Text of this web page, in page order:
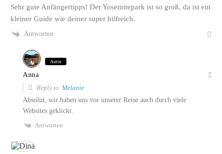
Sehr gute Anfängertipps! Der Yosemitepark ist so groß, da ist ein
kleiner Guide wie deiner super hilfreich.
Antworten
Autor
Anna
Reply to Melanie
Absolut, wir haben uns vor unserer Reise auch durch viele
Websites geklickt.
Antworten